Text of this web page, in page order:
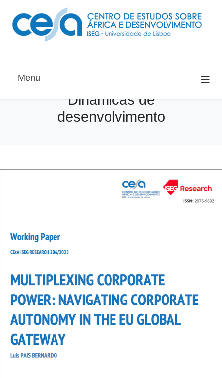
Menu
Dinâmicas de
desenvolvimento